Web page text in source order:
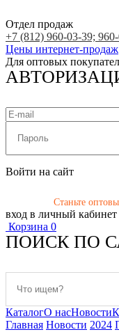
Отдел продаж
+7 (812) 960-03-39;
Цены интернет-продаж
Для оптовых
Войти на сайт
Станьте
вход в личный кабинет
Корзина 0
ПОИСК ПО
КаталогО насНовости
Главная Новости 2024